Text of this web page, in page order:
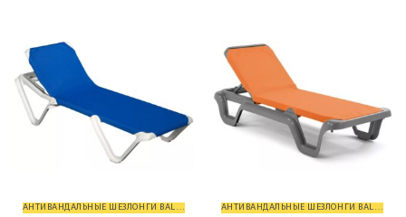
АНТИВАНДАЛЬНЫЕ ШЕЗЛОНГИ BALLIU АНТИВАНДАЛЬНЫЕ ШЕЗЛОНГИ BALLIU